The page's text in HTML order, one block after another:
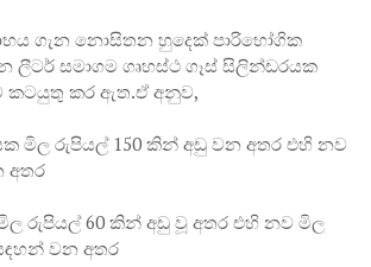
ගැන නොසිතන හුදෙක් පාරිභෝගික
ලීටර් සමාගම ගෘහස්ථ ගෑස් සිලින්ඩරයක
කටයුතු කර ඇත.ඒ අනුව,
මිල රුපියල් 150 කින් අඩු වන අතර එහි නව
අතර
රුපියල් 60 කින් අඩු වූ අතර එහි නව මිල
වන අතර